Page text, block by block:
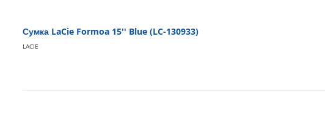
Сумка LaCie Formoa 15'' Blue (LC-130933)
LACIE